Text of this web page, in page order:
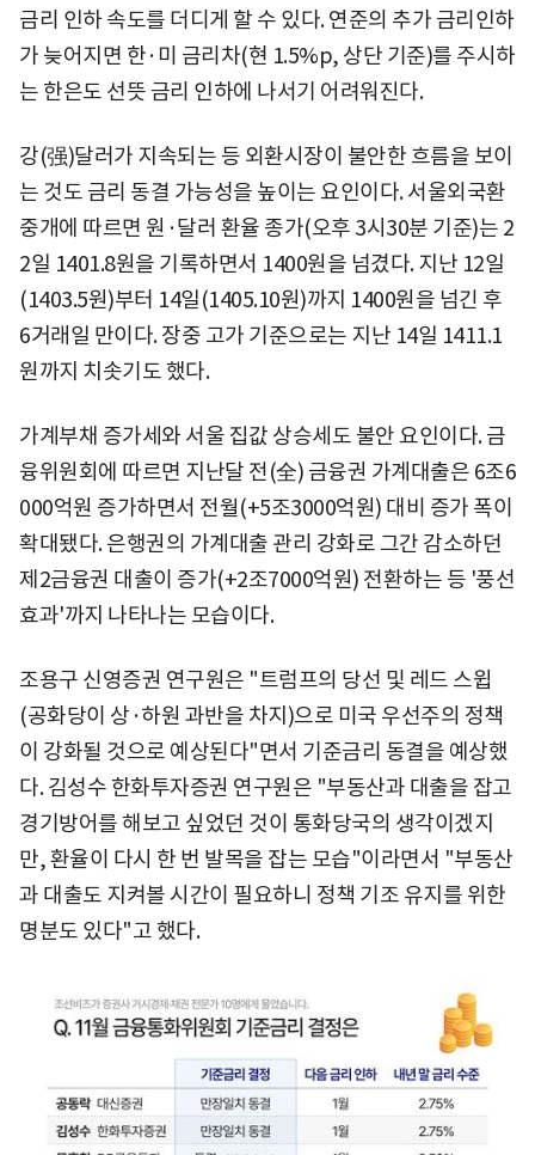
금리 인하 속도를 더디게 할 수 있다. 연준의 추가 금리인하
가 늦어지면 한·미 금리차(현 1.5%p, 상단 기준)를 주시하
는 한은도 선뜻 금리 인하에 나서기 어려워진다.
강(强)달러가 지속되는 등 외환시장이 불안한 흐름을 보이
는 것도 금리 동결 가능성을 높이는 요인이다. 서울외국환
중개에 따르면 원·달러 환율 종가(오후 3시30분 기준)는 2
2일 1401.8원을 기록하면서 1400원을 넘겼다. 지난 12일
(1403.5원)부터 14일(1405.10원)까지 1400원을 넘긴 후
6거래일 만이다. 장중 고가 기준으로는 지난 14일 1411.1
원까지 치솟기도 했다.
가계부채 증가세와 서울 집값 상승세도 불안 요인이다. 금
융위원회에 따르면 지난달 전(全) 금융권 가계대출은 6조6
000억원 증가하면서 전월(+5조3000억원) 대비 증가 폭이
확대됐다. 은행권의 가계대출 관리 강화로 그간 감소하던
제2금융권 대출이 증가(+2조7000억원) 전환하는 등 '풍선
효과'까지 나타나는 모습이다.
조용구 신영증권 연구원은 "트럼프의 당선 및 레드 스윕
(공화당이 상·하원 과반을 차지)으로 미국 우선주의 정책
이 강화될 것으로 예상된다"면서 기준금리 동결을 예상했
다. 김성수 한화투자증권 연구원은 "부동산과 대출을 잡고
경기방어를 해보고 싶었던 것이 통화당국의 생각이겠지
만, 환율이 다시 한 번 발목을 잡는 모습"이라면서 "부동산
과 대출도 지켜볼 시간이 필요하니 정책 기조 유지를 위한
명분도 있다"고 했다.